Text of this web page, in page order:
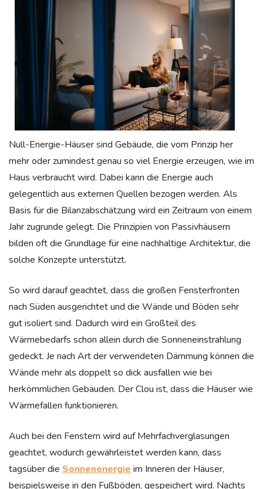
Null-Energie-Häuser sind Gebäude, die vom Prinzip her
mehr oder zumindest genau so viel Energie erzeugen, wie im
Haus verbraucht wird. Dabei kann die Energie auch
gelegentlich aus externen Quellen bezogen werden. Als
Basis für die Bilanzabschätzung wird ein Zeitraum von einem
Jahr zugrunde gelegt. Die Prinzipien von Passivhäusern
bilden oft die Grundlage für eine nachhaltige Architektur, die
solche Konzepte unterstützt.
So wird darauf geachtet, dass die großen Fensterfronten
nach Süden ausgerichtet und die Wände und Böden sehr
gut isoliert sind. Dadurch wird ein Großteil des
Wärmebedarfs schon allein durch die Sonneneinstrahlung
gedeckt. Je nach Art der verwendeten Dämmung können die
Wände mehr als doppelt so dick ausfallen wie bei
herkömmlichen Gebäuden. Der Clou ist, dass die Häuser wie
Wärmefallen funktionieren.
Auch bei den Fenstern wird auf Mehrfachverglasungen
geachtet, wodurch gewährleistet werden kann, dass
tagsüber die Sonnenenergie im Inneren der Häuser,
beispielsweise in den Fußböden, gespeichert wird. Nachts